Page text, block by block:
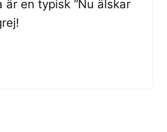
är en typisk “Nu älskar